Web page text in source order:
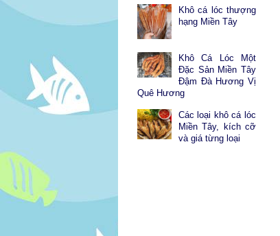
Khô cá lóc thượng
hạng Miền Tây
Khô Cá Lóc Một
Đặc Sản Miền Tây
Đậm Đà Hương Vị
Quê Hương
Các loại khô cá lóc
Miền Tây, kích cỡ
và giá từng loại